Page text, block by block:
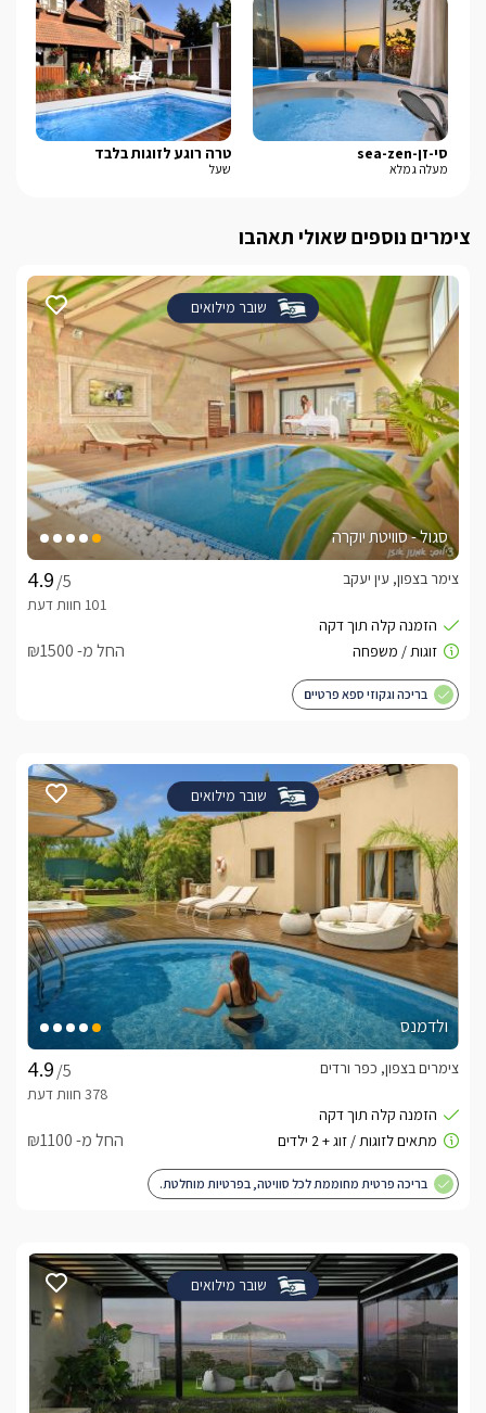
סי-זן-sea-zen
מעלה גמלא
טרה רוגע לזוגות בלבד
שעל
צימרים נוספים שאולי תאהבו
שובר מילואים
סגול - סוויטת יוקרה
/5
צימר בצפון, עין יעקב
החל מ- ₪1500
בריכה וגקוזי ספא פרטיים
שובר מילואים
ולדמנס
/5
צימרים בצפון, כפר ורדים
החל מ- ₪1100
בריכה פרטית מחוממת לכל סוויטה, בפרטיות מוחלטת.
שובר מילואים